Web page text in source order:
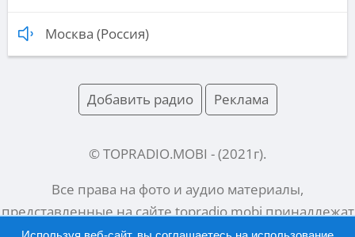
Москва (Россия)
Добавить радио Реклама
© TOPRADIO.MOBI - (2021 г).
Все права на фото и аудио материалы,
представленные на сайтеtopradio.mobiпринадлежат